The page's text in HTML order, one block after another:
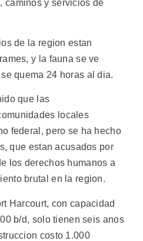
caminos y servicios de
de la region estan
y la fauna se ve
quema 24 horas al dia.
que las
locales
federal, pero se ha hecho
que estan acusados por
los derechos humanos a
brutal en la region.
Harcourt, con capacidad
b/d, solo tienen seis anos
costo 1.000